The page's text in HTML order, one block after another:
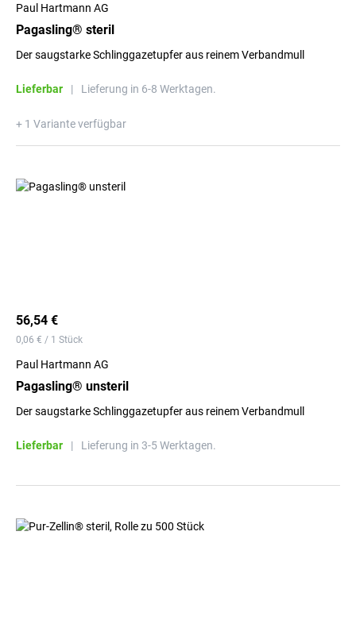
Paul Hartmann AG
Pagasling® steril
Der saugstarke Schlinggazetupfer aus reinem Verbandmull
Lieferbar | Lieferung in 6-8 Werktagen.
+ 1 Variante verfügbar
56,54 €
0,06 € / 1 Stück
Paul Hartmann AG
Pagasling® unsteril
Der saugstarke Schlinggazetupfer aus reinem Verbandmull
Lieferbar | Lieferung in 3-5 Werktagen.